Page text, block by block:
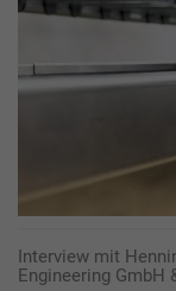
Interview mit
Engineering GmbH